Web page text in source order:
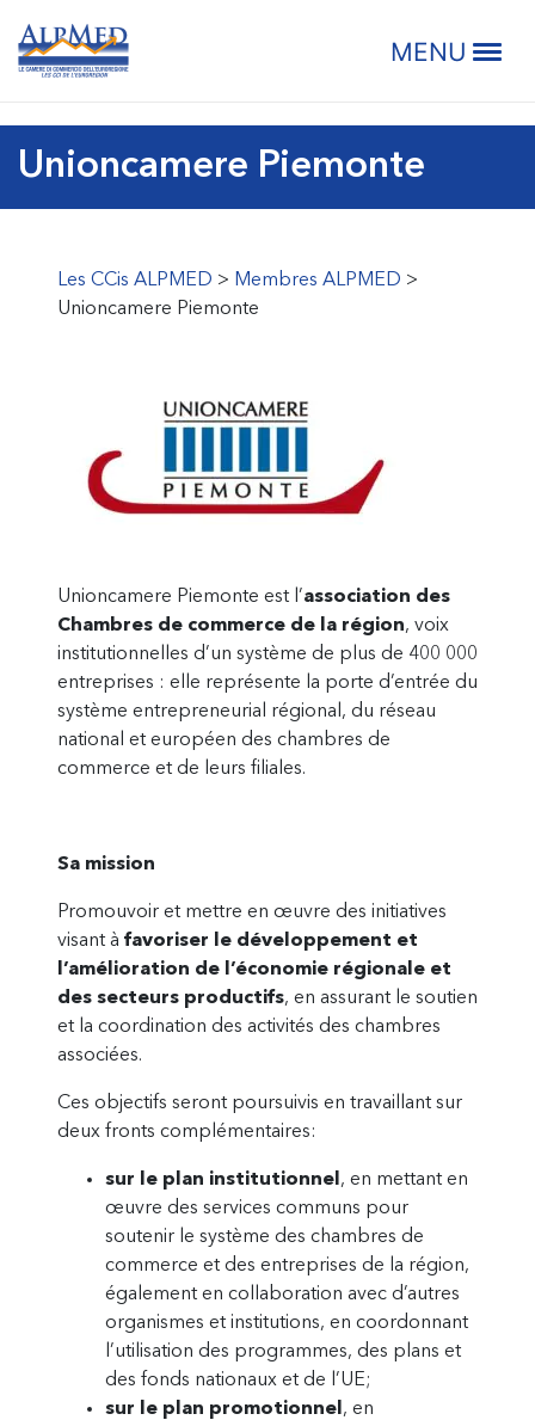
à
la
principale
au
contenu
à
la
latérale
principale
au
pied
page
LES
MENU
Unioncamere Piemonte
Les CCis ALPMED > Membres ALPMED >
Unioncamere Piemonte
Unioncamere Piemonte est l’association des
Chambres de commerce de la région, voix
institutionnelles d’un système de plus de 400 000
entreprises : elle représente la porte d’entrée du
système entrepreneurial régional, du réseau
national et européen des chambres de
commerce et de leurs filiales.
Sa mission
Promouvoir et mettre en œuvre des initiatives
visant à favoriser le développement et
l’amélioration de l’économie régionale et
des secteurs productifs, en assurant le soutien
et la coordination des activités des chambres
associées.
Ces objectifs seront poursuivis en travaillant sur
deux fronts complémentaires:
sur le plan institutionnel , en mettant en
œuvre des services communs pour
soutenir le système des chambres de
commerce et des entreprises de la région,
également en collaboration avec d’autres
organismes et institutions, en coordonnant
l’utilisation des programmes, des plans et
des fonds nationaux et de l’UE;
sur le plan promotionnel , en